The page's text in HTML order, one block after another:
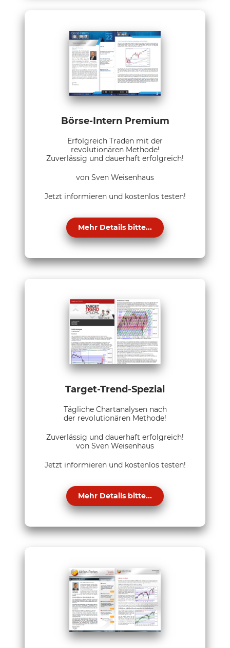
Börse-Intern Premium
Erfolgreich Traden mit der
revolutionären Methode!
Zuverlässig und dauerhaft erfolgreich!
von Sven Weisenhaus
Jetzt informieren und kostenlos testen!
Mehr Details bitte...
Target-Trend-Spezial
Tägliche Chartanalysen nach
der revolutionären Methode!
Zuverlässig und dauerhaft erfolgreich!
von Sven Weisenhaus
Jetzt informieren und kostenlos testen!
Mehr Details bitte...